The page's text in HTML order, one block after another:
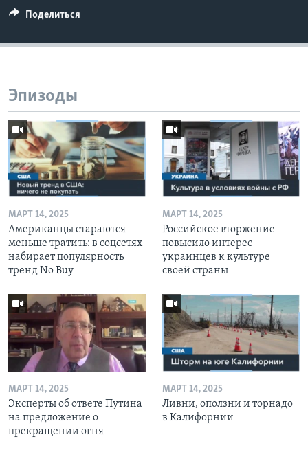
Поделиться
Эпизоды
МАРТ 14, 2025
Американцы стараются
меньше тратить: в соцсетях
набирает популярность
тренд No Buy
МАРТ 14, 2025
Российское вторжение
повысило интерес
украинцев к культуре
своей страны
МАРТ 14, 2025
Эксперты об ответе Путина
на предложение о
прекращении огня
МАРТ 14, 2025
Ливни, оползни и торнадо
в Калифорнии